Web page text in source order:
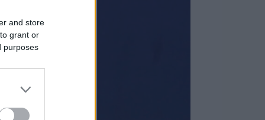
and store
grant or
purposes